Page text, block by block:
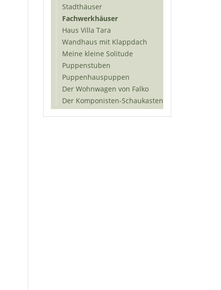
Stadthäuser
Fachwerkhäuser
Haus Villa Tara
Wandhaus mit Klappdach
Meine kleine Solitude
Puppenstuben
Puppenhauspuppen
Der Wohnwagen von Falko
Der Komponisten-Schaukasten